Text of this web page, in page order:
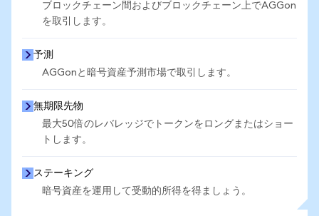
ブロックチェーン間およびブロックチェーン上でAGGon
を取引します。
予測
AGGonと暗号資産予測市場で取引します。
無期限先物
最大50倍のレバレッジでトークンをロングまたはショー
トします。
ステーキング
暗号資産を運用して受動的所得を得ましょう。